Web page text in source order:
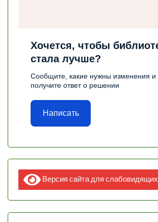
Хочется, чтобы
стала лучше?
Сообщите, какие нужны изменения и
получите ответ о решении
Написать
Версия сайта для слабовидящих